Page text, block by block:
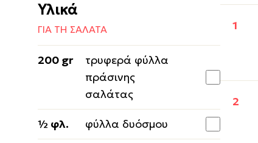
Υλικά
ΓΙΑ ΤΗ ΣΑΛΑΤΑ
200 gr
τρυφερά φύλλα
πράσινης
σαλάτας
½ φλ. φύλλα δυόσμου